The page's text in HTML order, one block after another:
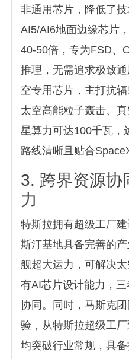
非通用芯片，降低了
AI5/AI6地面边缘芯片
40-50倍，专为FSD、
推理，无需追求极致
空专用芯片，主打抗
太空高能粒子轰击、
星算力可达100千瓦，
路线清晰且贴合
3. 跨界资源协
力
特斯拉拥有超级工厂
斯汀基地具备完善的
舰超大运力，可解决
有AI芯片设计能力，
协同。同时，马斯克
验，从特斯拉超级工
均突破行业常规，具